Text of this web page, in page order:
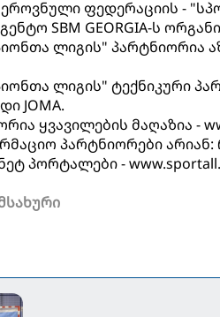
ფედერაციის -
SBM GEORGIA-ს
ლიგის" პარტნიორია
ლიგის" ტექნიკური
JOMA.
ყვავილების მაღაზია -
პარტნიორები
პორტალები -